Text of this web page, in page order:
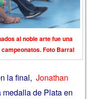
al noble arte fue una
Foto Barral
la final,Jonathan
de Plata en